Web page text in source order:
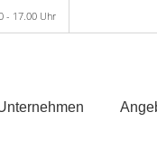
- 17.00 Uhr